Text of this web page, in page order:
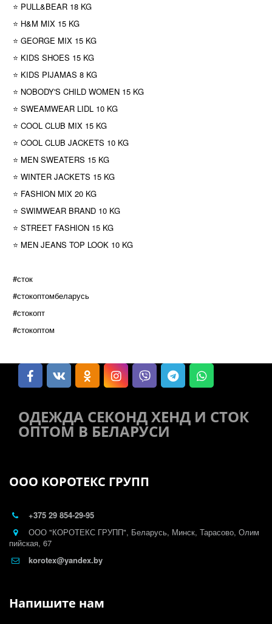
⭐ PULL&BEAR 18 KG
⭐ H&M MIX 15 KG
⭐ GEORGE MIX 15 KG
⭐ KIDS SHOES 15 KG
⭐ KIDS PIJAMAS 8 KG
⭐ NOBODY'S CHILD WOMEN 15 KG
⭐ SWEAMWEAR LIDL 10 KG
⭐ COOL CLUB MIX 15 KG
⭐ COOL CLUB JACKETS 10 KG
⭐ MEN SWEATERS 15 KG
⭐ WINTER JACKETS 15 KG
⭐ FASHION MIX 20 KG
⭐ SWIMWEAR BRAND 10 KG
⭐ STREET FASHION 15 KG
⭐ MEN JEANS TOP LOOK 10 KG
#сток
#стокоптомбеларусь
#стокопт
#стокоптом
ОДЕЖДА СЕКОНД ХЕНД И СТОК
ОПТОМ В БЕЛАРУСИ
ООО КОРОТЕКС ГРУПП
+375 29 854-29-95
ООО "КОРОТЕКС ГРУПП", Беларусь, Минск, Тарасово, Олим
пийская, 67
korotex@yandex.by
Напишите нам